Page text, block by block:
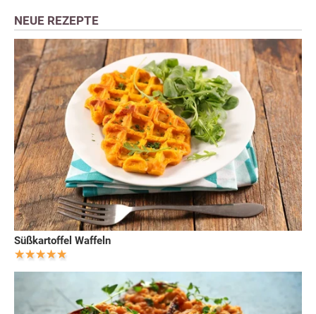
NEUE REZEPTE
Süßkartoffel Waffeln